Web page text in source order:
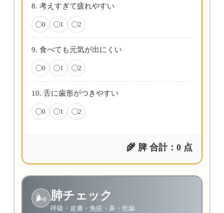
8. 考えすぎて疲れやすい
0 1 2
9. 食べても元気が出にくい
0 1 2
10. 舌に歯形がつきやすい
0 1 2
🌾 脾 合計： 0点
🌬️ 肺チェック
呼吸・皮膚・免疫・鼻・乾燥